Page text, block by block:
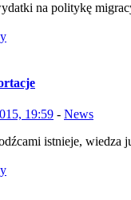
na politykę
19:59 - News
istnieje, wiedza